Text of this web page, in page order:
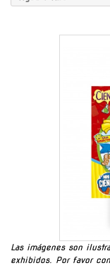
Las imágenes son
exhibidos. Por favor